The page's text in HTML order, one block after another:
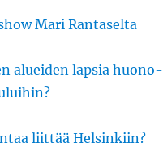
Mari Rantaselta
alueiden lapsia huono-
liittää Helsinkiin?